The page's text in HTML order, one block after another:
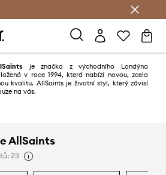
je značka z východního Londýna
v roce 1994, která nabízí novou, zcela
kvalitu. AllSaints je životní styl, který závisí
na vás.
AllSaints
23